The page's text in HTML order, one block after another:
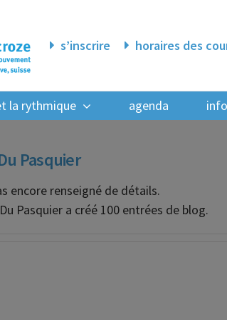
s’inscrire horaires des
la rythmique agenda
Pasquier
encore renseigné de détails.
Pasquier a créé 100 entrées de blog.